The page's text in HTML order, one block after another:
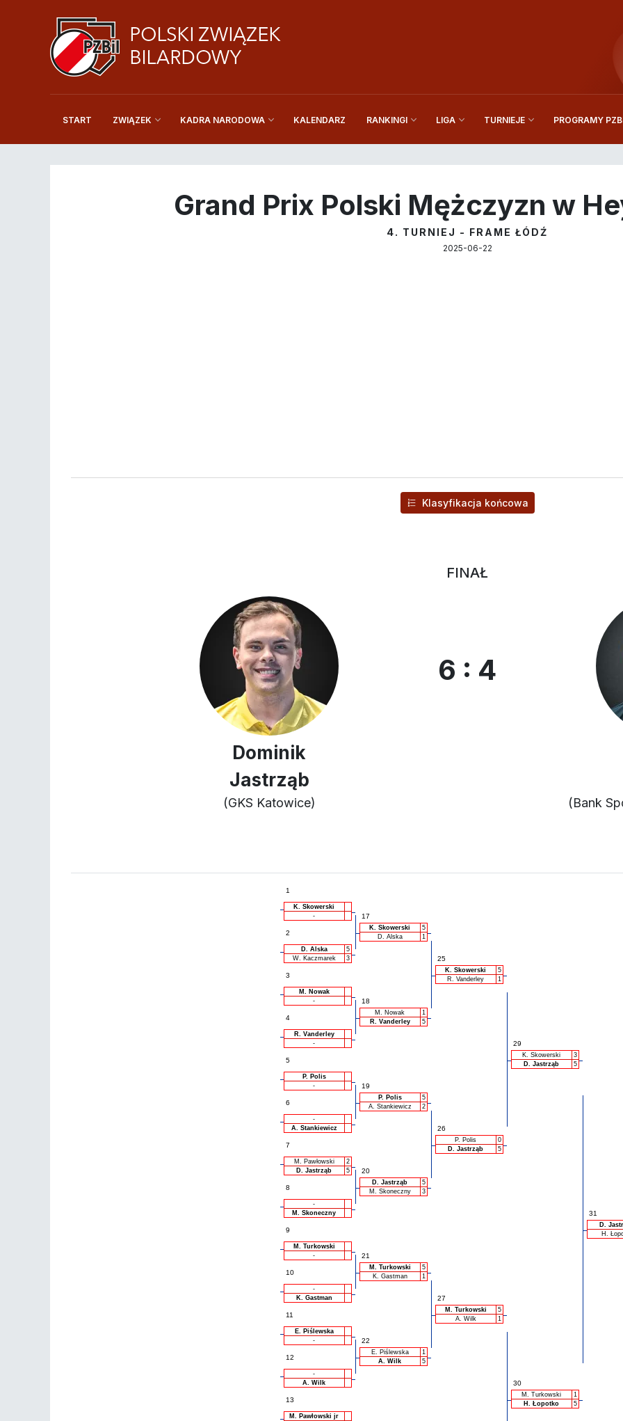
START ZWIĄZEK KADRA NARODOWA KALENDARZ RANKINGI LIGA TURNIEJE PROGRAMY
Grand Prix Polski Mężczyzn w
4. TURNIEJ - FRAME ŁÓDŹ
2025-06-22
Klasyfikacja końcowa
FINAŁ
Dominik
Jastrząb
(GKS Katowice)
6 : 4
(Bank
1
K. Skowerski
-
17
K. Skowerski
5
D. Alska
1
25
2
D. Alska
5
W. Kaczmarek
3
K. Skowerski
5
R. Vanderley
1
29
3
M. Nowak
-
18
M. Nowak
1
R. Vanderley
5
4
R. Vanderley
-
K. Skowerski
3
D. Jastrząb
5
31
5
P. Polis
-
19
P. Polis
5
A. Stankiewicz
2
26
6
-
A. Stankiewicz
P. Polis
0
D. Jastrząb
5
7
M. Pawłowski
2
D. Jastrząb
5 20
D. Jastrząb
5
M. Skoneczny
3
8
-
M. Skoneczny
D.
H.
9
M. Turkowski
-
21
M. Turkowski
5
K. Gastman
1
27
10
-
K. Gastman
M. Turkowski
5
A. Wilk
1
30
11
E. Piślewska
-
22
E. Piślewska
1
A. Wilk
5
12
-
A. Wilk
M. Turkowski
1
H. Łopotko
5
13
M. Pawłowski jr